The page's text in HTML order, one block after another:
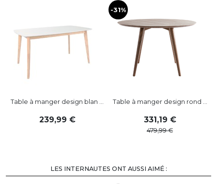
Table à manger design blan ...
239,99
-31%
Table à manger design rond ...
331,19
479,99
LES INTERNAUTES ONT AUSSI AIMÉ :